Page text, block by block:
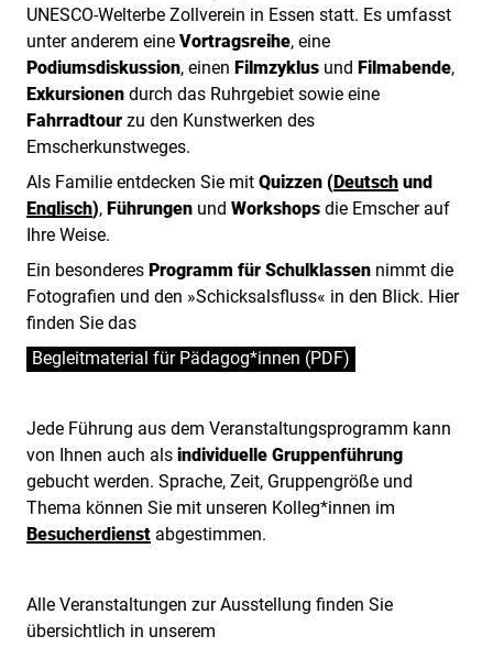
UNESCO-Welterbe Zollverein in Essen statt. Es umfasst
unter anderem eine Vortragsreihe, eine
Podiumsdiskussion, einen Filmzyklus und Filmabende,
Exkursionen durch das Ruhrgebiet sowie eine
Fahrradtour zu den Kunstwerken des
Emscherkunstweges.
Als Familie entdecken Sie mit Quizzen (Deutsch und
Englisch), Führungen und Workshops die Emscher auf
Ihre Weise.
Ein besonderes Programm für Schulklassen nimmt die
Fotografien und den »Schicksalsfluss« in den Blick. Hier
finden Sie das
Begleitmaterial für Pädagog*innen (PDF)
Jede Führung aus dem Veranstaltungsprogramm kann
von Ihnen auch als individuelle Gruppenführung
gebucht werden. Sprache, Zeit, Gruppengröße und
Thema können Sie mit unseren Kolleg*innen im
Besucherdienst abgestimmen.
Alle Veranstaltungen zur Ausstellung finden Sie
übersichtlich in unserem